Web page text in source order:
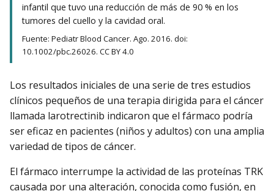
infantil que tuvo una reducción de más de 90 % en los
tumores del cuello y la cavidad oral.
Fuente: Pediatr Blood Cancer. Ago. 2016. doi:
10.1002/pbc.26026. CC BY 4.0
Los resultados iniciales de una serie de tres estudios
clínicos pequeños de una terapia dirigida para el cáncer
llamada larotrectinib indicaron que el fármaco podría
ser eficaz en pacientes (niños y adultos) con una amplia
variedad de tipos de cáncer.
El fármaco interrumpe la actividad de las proteínas TRK
causada por una alteración, conocida como fusión, en